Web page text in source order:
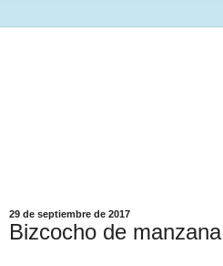
29 de septiembre de 2017
Bizcocho de